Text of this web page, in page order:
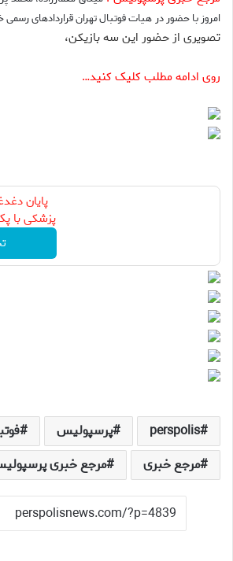
امروز با حضور در هیات فوتبال تهران قراردادهای
تصویری از حضور این سه بازیکن،
روی ادامه مطلب کلیک کنید…
پایان
پزشکی با
perspolis پرسپولیس
مرجع خبری
مرجع خبری